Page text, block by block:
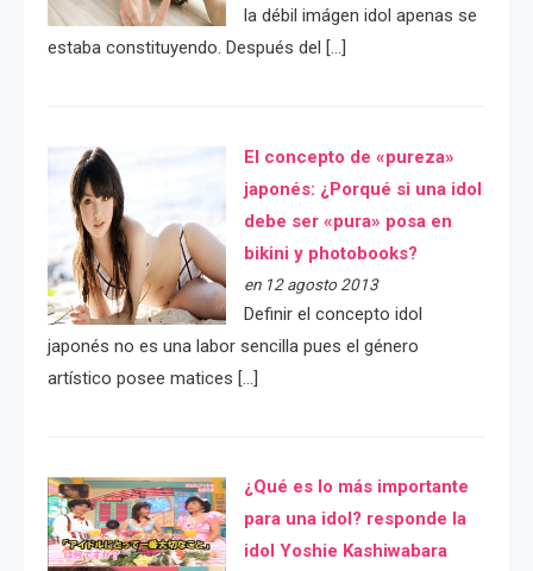
la débil imágen idol apenas se
estaba constituyendo. Después del […]
El concepto de «pureza»
japonés: ¿Porqué si una idol
debe ser «pura» posa en
bikini y photobooks?
en 12 agosto 2013
Definir el concepto idol
japonés no es una labor sencilla pues el género
artístico posee matices […]
¿Qué es lo más importante
para una idol? responde la
idol Yoshie Kashiwabara